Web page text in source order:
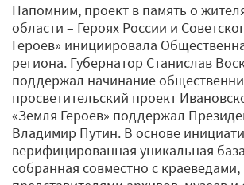
Напомним, проект в память о
области – Героях России и
Героев» инициировала
региона. Губернатор Станислав
поддержал начинание
просветительский проект
«Земля Героев» поддержал
Владимир Путин. В основе
верифицированная уникальная
собранная совместно с краеведами,